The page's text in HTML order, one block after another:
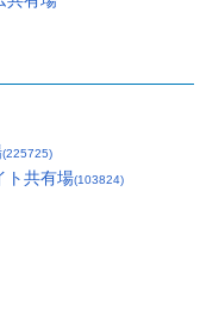
(225725)
ト共有場(103824)